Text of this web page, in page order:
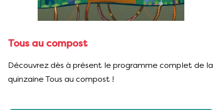
Tous au compost
Découvrez dès à présent le programme complet de la
quinzaine Tous au compost !